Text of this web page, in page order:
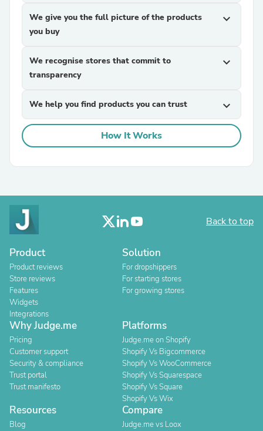
We give you the full picture of the products
you buy
expand_more
We recognise stores that commit to
transparency
expand_more
We help you find products you can trust expand_more
How It Works
Back to top
Product
Product reviews
Store reviews
Features
Widgets
Integrations
Solution
For dropshippers
For starting stores
For growing stores
Why Judge.me
Pricing
Customer support
Security & compliance
Trust portal
Trust manifesto
Platforms
Judge.me on Shopify
Shopify Vs Bigcommerce
Shopify Vs WooCommerce
Shopify Vs Squarespace
Shopify Vs Square
Shopify Vs Wix
Resources
Blog
Compare
Judge.me vs Loox